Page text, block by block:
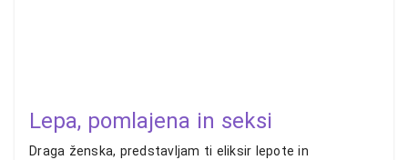
Lepa, pomlajena in seksi
Draga ženska, predstavljam ti eliksir lepote in